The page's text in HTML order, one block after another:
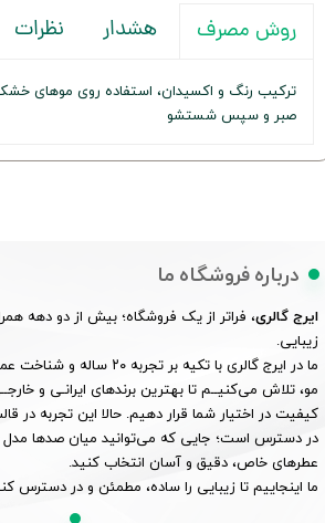
روش مصرف هشدار نظرات
صبر و سپس شستشو
درباره فروشگاه ما
ایرج گالری، فراتر از یک فروشگاه؛ بیش از دو دهه
زیبایی.
ما در ایرج گالری با تکیه بر
مو، تلاش می‌کنیــم تا بهترین برندهای ایرانـی و
کیفیت در اختیار شما قرار دهیم. حالا این تجربه در
در دسترس است؛ جایی که می‌توانید میان صدها مدل
عطرهای خاص، دقیق و آسان انتخاب کنید.
ما اینجاییم تا زیبایی را ساده، مطمئن و در دسترس